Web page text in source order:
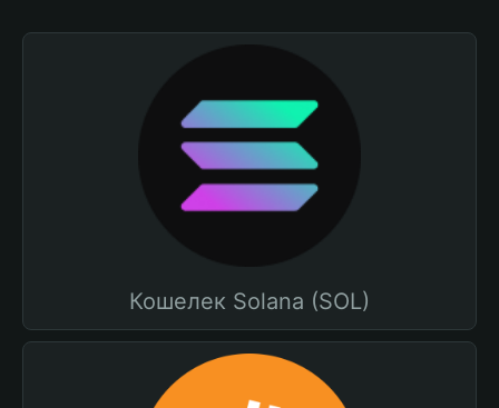
Кошелек Solana (SOL)